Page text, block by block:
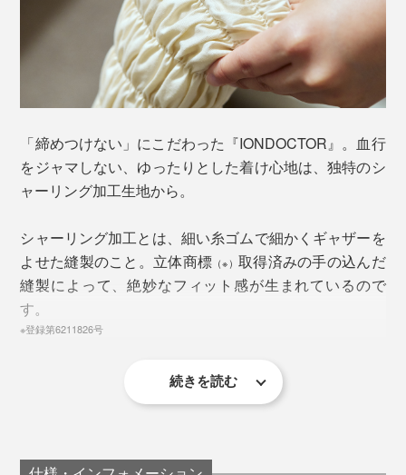
たら、「レッグウォーマー」を習慣にしてください。
着けっぱなしにすることで、足先から体中がジワジワ暖
まってくるはず。寒い季節も、クーラー冷えに悩む夏場
も、元気に過ごしましょう。
※「コットンタイプ／レッグウォーマー」は、「公益社団法人 日本助産師会推奨
脚に着けると、体温で温められた中わたから輻射熱（＝
間中、人肌の温かさで、ひざ下をジワジワと温め続けて
くれます。
「締めつけない」にこだわった『IONDOCTOR』。血行
をジャマしない、ゆったりとした着け心地は、独特のシ
ャーリング加工生地から。
シャーリング加工とは、細い糸ゴムで細かくギャザーを
よせた縫製のこと。立体商標 （※）取得済みの手の込んだ
縫製によって、絶妙なフィット感が生まれているので
す。
※登録第6211826号
ーリング加工をしています。
続きを読む